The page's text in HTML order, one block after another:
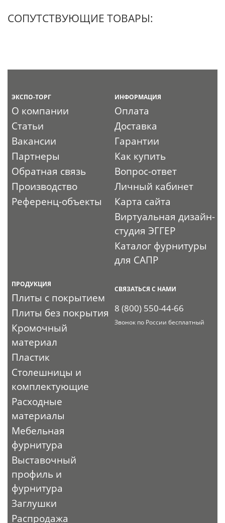
СОПУТСТВУЮЩИЕ ТОВАРЫ:
ЭКСПО-ТОРГ
О компании
Статьи
Вакансии
Партнеры
Обратная связь
Производство
Референц-объекты
ИНФОРМАЦИЯ
Оплата
Доставка
Гарантии
Как купить
Вопрос-ответ
Личный кабинет
Карта сайта
Виртуальная дизайн-
студия ЭГГЕР
Каталог фурнитуры
для САПР
ПРОДУКЦИЯ
Плиты с покрытием
Плиты без покрытия
Кромочный
материал
Пластик
Столешницы и
комплектующие
Расходные
материалы
Мебельная
фурнитура
Выставочный
профиль и
фурнитура
Заглушки
Распродажа
СВЯЗАТЬСЯ С НАМИ
8 (800) 550-44-66
Звонок по России бесплатный